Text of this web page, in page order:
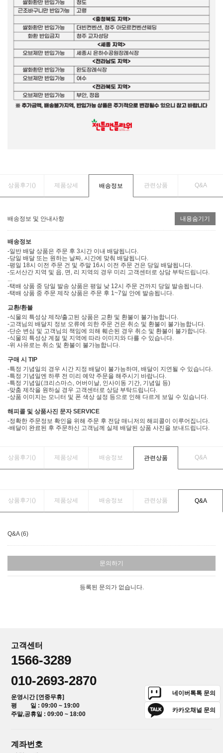
상품후기() 제품상세 배송정보 관련상품 Q&A
배송정보 및 안내사항 내용숨기기
배송정보
-일반 배달 상품은 주문 후 3시간 이내 배달됩니다.
-당일 배달 또는 원하는 날짜, 시간에 맞춰 배달됩니다.
-평일 18시 이전 주문 건 및 주말 16시 이전 주문 건은 당일 배달됩니다.
-도서산간 지역 및 읍, 면, 리 지역의 경우 미리 고객센터로 상담 부탁드립니다.
...
-택배 상품 중 당일 발송 상품은 평일 낮 12시 주문 건까지 당일 발송됩니다.
-택배 상품 중 주문 제작 상품은 주문 후 1~7일 안에 발송됩니다.
교환/환불
-식물의 특성상 제작/출고된 상품은 교환 및 환불이 불가능합니다.
-고객님의 배달지 정보 오류에 의한 주문 건은 취소 및 환불이 불가능합니다.
-단순 변심 및 고객님의 책임에 의해 훼손된 경우 취소 및 환불이 불가합니다.
-식물의 특성상 계절 및 지역에 따라 이미지와 다를 수 있습니다.
-위 사유로는 취소 및 환불이 불가능합니다.
구매 시 TIP
-특정 기념일의 경우 시간 지정 배달이 불가능하며, 배달이 지연될 수 있습니다.
-특정 기념일엔 하루 전 미리 예약 주문을 해주시기 바랍니다.
-특정 기념일(크리스마스, 어버이날, 인사이동 기간, 기념일 등)
-맞춤 제작을 원하실 경우 고객센터로 상담 부탁드립니다.
-상품 이미지는 모니터 및 폰 색상 설정 등으로 인해 다르게 보일 수 있습니다.
해피콜 및 상품사진 문자 SERVICE
-정확한 주문정보 확인을 위해 주문 후 전담 매니저의 해피콜이 이루어집니다.
-배달이 완료된 후 주문하신 고객님께 실제 배달된 상품 사진을 보내드립니다.
상품후기() 제품상세 배송정보 관련상품 Q&A
상품후기() 제품상세 배송정보 관련상품 Q&A
Q&A (6)
문의하기
등록된 문의가 없습니다.
고객센터
1566-3289
010-2693-2870
운영시간 [연중무휴]
평 일 : 09:00 ~ 19:00
주말,공휴일 : 09:00 ~ 18:00
네이버톡톡 문의
카카오채널 문의
계좌번호